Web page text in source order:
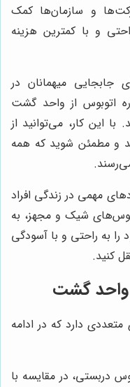
و سازمان‌ها کمک
و با کمترین هزینه
جابجایی میهمانان در
اتوبوس از واحد گشت
این کار، می‌توانید از
و مطمئن شوید که همه
مهمی در زندگی افراد
شیک و مجهز، به
به راحتی و با آسودگی
کنید.
واحد گشت
دارد که در ادامه
دربستی، در مقایسه با